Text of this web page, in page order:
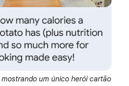
mostrando um único herói cartão